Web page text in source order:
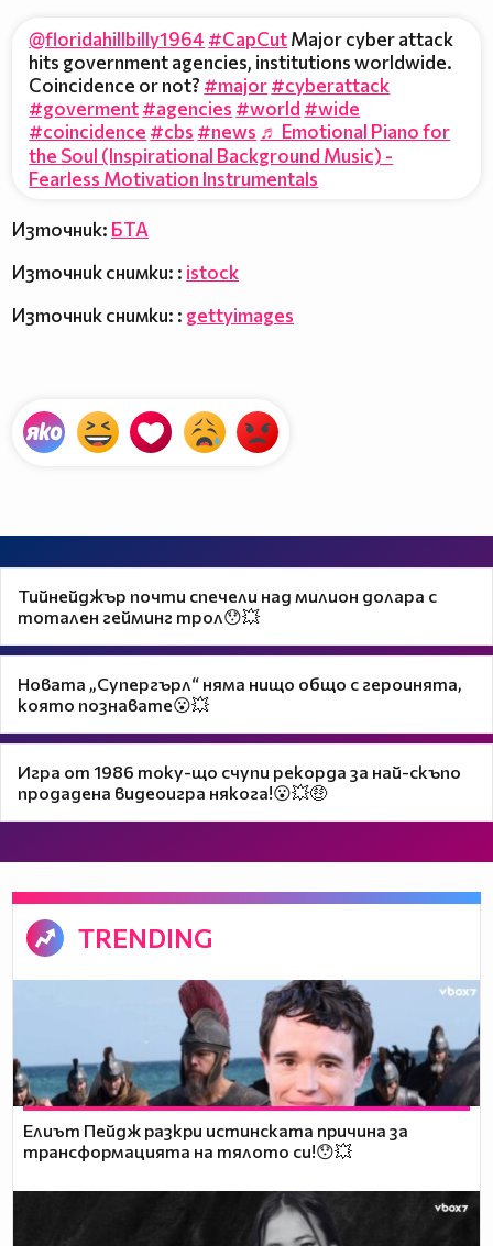
@floridahillbilly1964 #CapCutMajor cyber attack
hits government agencies, institutions worldwide.
Coincidence or not? #major#cyberattack
#goverment#agencies #world #wide
#coincidence #cbs #news ♬ Emotional Piano for
the Soul (Inspirational Background Music) -
Fearless Motivation Instrumentals
Източник: БТА
Източник снимки: : istock
Източник снимки: : gettyimages
Тийнейджър почти спечели над милион долара с
тотален гейминг трол😯💥
Новата „Супергърл“ няма нищо общо с героинята,
която познавате😮💥
Игра от 1986 току-що счупи рекорда за най-скъпо
продадена видеоигра някога!😮💥🤑
TRENDING
Елиът Пейдж разкри истинската причина за
трансформацията на тялото си!😯💥